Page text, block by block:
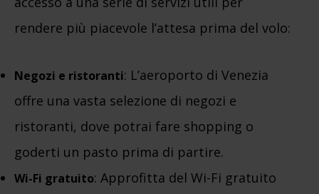
rendere più piacevole l’attesa prima del volo:
Negozi e ristoranti: L’aeroporto di Venezia
offre una vasta selezione di negozi e
ristoranti, dove potrai fare shopping o
goderti un pasto prima di partire.
Wi-Fi gratuito: Approfitta del Wi-Fi gratuito